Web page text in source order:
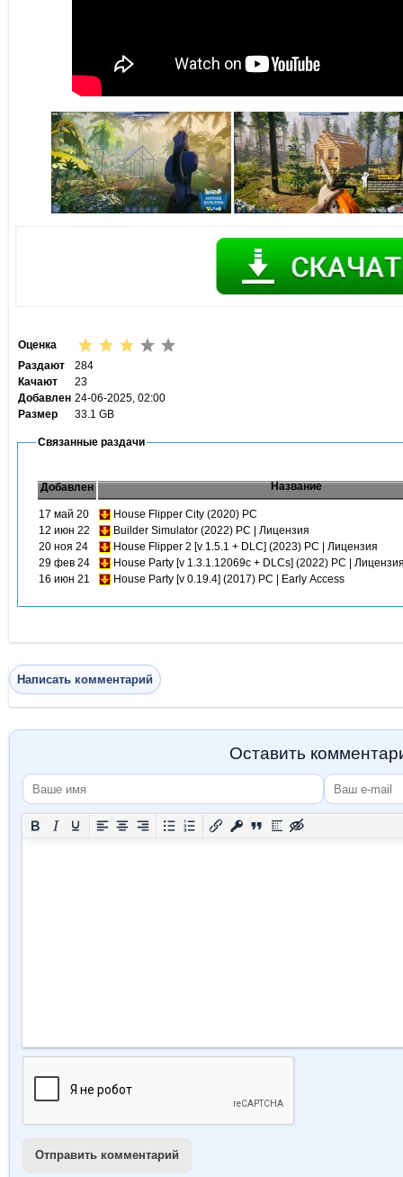
Оценка
Раздают
284
Качают
23
Добавлен 24-06-2025, 02:00
Размер
33.1 GB
Связанные раздачи
Добавлен Название
17 май 20
House Flipper City (2020) PC
12 июн 22
Builder Simulator (2022) PC | Лицензия
20 ноя 24
House Flipper 2 [v 1.5.1 + DLC] (2023) PC | Лицензия
29 фев 24
House Party [v 1.3.1.12069c + DLCs] (2022) PC |
16 июн 21
House Party [v 0.19.4] (2017) PC | Early Access
Написать комментарий
Оставить
Отправить комментарий